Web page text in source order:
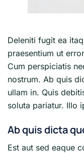
Deleniti fugit ea
praesentium ut
Cum perspiciatis
nostrum. Ab quis
ullam in. Quis
soluta pariatur. Illo
Ab quis dicta
Est aut sed eaque